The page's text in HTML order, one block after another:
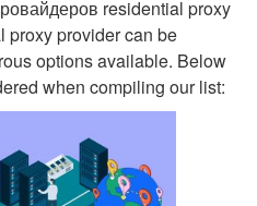
residential proxy
proxy provider can be
options available. Below
when compiling our list: